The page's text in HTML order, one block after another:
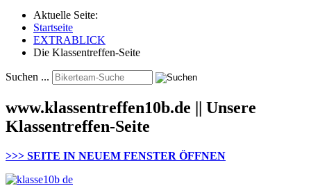
Aktuelle Seite:
Startseite
EXTRABLICK
Die Klassentreffen-Seite
Suchen ...
www.klassentreffen10b.de || Unsere
Klassentreffen-Seite
>>> SEITE IN NEUEM FENSTER ÖFFNEN